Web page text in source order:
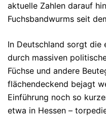
aktuelle Zahlen darauf
Fuchsbandwurms seit
In Deutschland sorgt die
durch massiven
Füchse und andere
flächendeckend bejagt
Einführung noch so
etwa in Hessen –